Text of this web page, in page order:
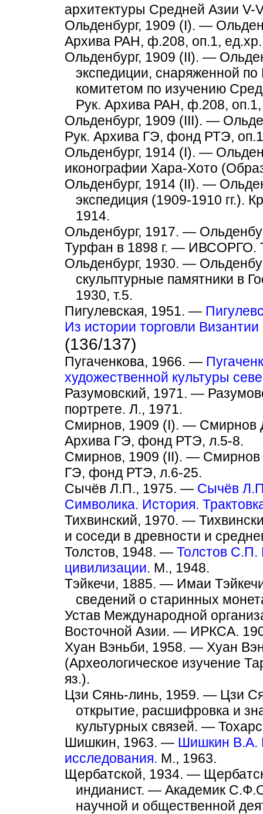
архитектуры Средней Азии V-
Ольденбург, 1909 (I). —
Архива РАН, ф.208, оп.1,
Ольденбург, 1909 (II). —
экспедиции, снаряженной
комитетом по изучению
Рук. Архива РАН, ф.208,
Ольденбург, 1909 (III). —
Рук. Архива ГЭ, фонд РТЭ,
Ольденбург, 1914 (I). —
иконографии Хара-Хото
Ольденбург, 1914 (II). —
экспедиция (1909-1910 гг.).
1914.
Ольденбург, 1917. —
Турфан в 1898 г. — ИВСОРГО.
Ольденбург, 1930. —
скульптурные памятники в
1930, т.5.
Пигулевская, 1951. —
Из истории торговли
(136/137)
Пугаченкова, 1966. —
художественной культуры
Разумовский, 1971. —
портрете. Л., 1971.
Смирнов, 1909 (I). — Смирнов
Архива ГЭ, фонд РТЭ, л.5-8.
Смирнов, 1909 (II). — Смирнов
ГЭ, фонд РТЭ, л.6-25.
Сычёв Л.П., 1975. — Сычёв
Символика. История.
Тихвинский, 1970. —
и соседи в древности и
Толстов, 1948. — Толстов С.П.
цивилизации. М., 1948.
Тэйкечи, 1885. — Имаи
сведений о старинных
Устав Международной
Восточной Азии. — ИРКСА.
Хуан Вэньби, 1958. — Хуан
(Археологическое изучение
яз.).
Цзи Сянь-линь, 1959. — Цзи
открытие, расшифровка и
культурных связей. —
Шишкин, 1963. — Шишкин В.А.
исследования. М., 1963.
Щербатской, 1934. —
индианист. — Академик
научной и общественной